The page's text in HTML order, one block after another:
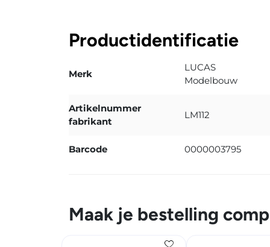
Productidentificatie
Merk
LUCAS
Modelbouw
Artikelnummer
fabrikant
LM112
Barcode 0000003795
Maak je bestelling